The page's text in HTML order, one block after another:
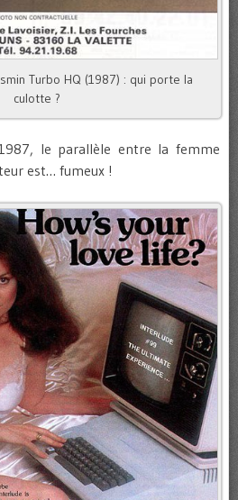
Turbo HQ (1987) : qui porte la
culotte ?
le parallèle entre la femme
est… fumeux !